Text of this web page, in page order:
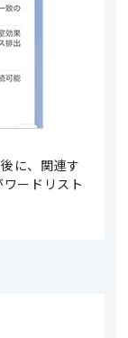
に、関連す
ードリスト